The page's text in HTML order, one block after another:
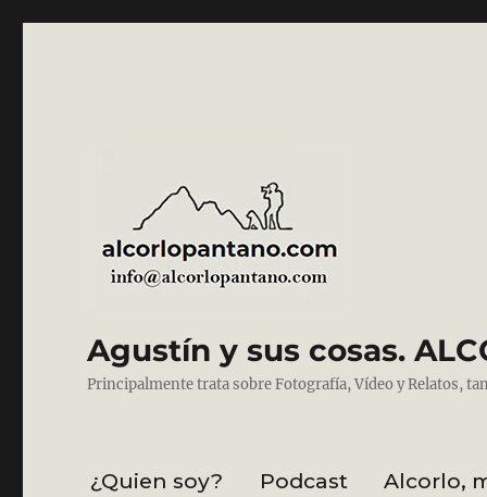
Agustín y sus cosas.
Principalmente trata sobre Fotografía, Vídeo y Relatos,
¿Quien soy? Podcast Alcorlo,